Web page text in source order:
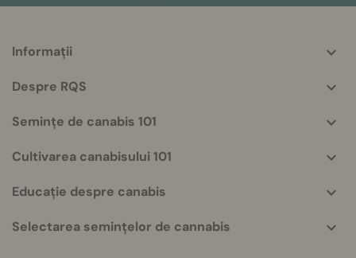
More
info
Informații
Despre RQS
Semințe de canabis 101
Cultivarea canabisului 101
Educație despre canabis
Selectarea semințelor de cannabis